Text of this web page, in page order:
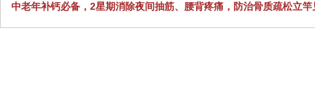
中老年补钙必备，2星期消除夜间抽筋、腰背疼痛，防治骨质疏松立竿